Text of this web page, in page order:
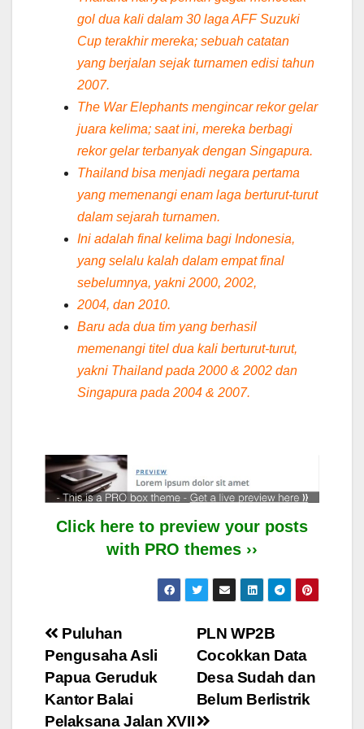
gol dua kali dalam 30 laga AFF Suzuki
Cup terakhir mereka; sebuah catatan
yang berjalan sejak turnamen edisi tahun
2007.
The War Elephants mengincar rekor gelar
juara kelima; saat ini, mereka berbagi
rekor gelar terbanyak dengan Singapura.
Thailand bisa menjadi negara pertama
yang memenangi enam laga berturut-turut
dalam sejarah turnamen.
Ini adalah final kelima bagi Indonesia,
yang selalu kalah dalam empat final
sebelumnya, yakni 2000, 2002,
2004, dan 2010.
Baru ada dua tim yang berhasil
memenangi titel dua kali berturut-turut,
yakni Thailand pada 2000 & 2002 dan
Singapura pada 2004 & 2007.
Click here to preview your posts
with PRO themes ››
Post
navigation
PLN WP2B
Cocokkan Data
Desa Sudah dan
Belum Berlistrik
Puluhan
Pengusaha Asli
Papua Geruduk
Kantor Balai
Pelaksana Jalan XVII